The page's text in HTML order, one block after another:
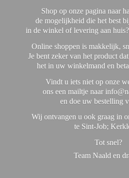
Shop op onze pagina naar
de mogelijkheid die het best
in de winkel of levering aan
Online shoppen is makkelijk,
Je bent zeker van het product
het in uw winkelmand en
Vindt u iets niet op onze
ons een mailtje naar
en doe uw bestelling
Wij ontvangen u ook graag in
te Sint-Job;
Tot snel?
Team Naald en